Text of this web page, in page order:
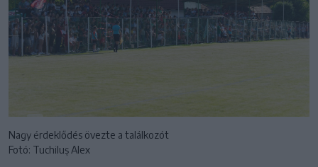
Nagy érdeklődés övezte a találkozót
Fotó: Tuchiluș Alex